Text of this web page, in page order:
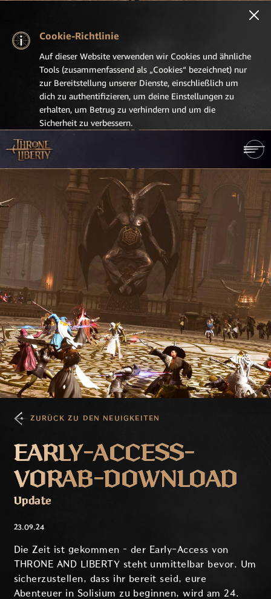
Cookie-Richtlinie
Auf dieser Website verwenden wir Cookies und ähnliche
Tools (zusammenfassend als „Cookies“ bezeichnet) nur
zur Bereitstellung unserer Dienste, einschließlich um
dich zu authentifizieren, um deine Einstellungen zu
erhalten, um Betrug zu verhindern und um die
Sicherheit zu verbessern.
ZURÜCK ZU DEN NEUIGKEITEN
EARLY-ACCESS-
VORAB-DOWNLOAD
Update
23.09.24
Die Zeit ist gekommen – der Early-Access von
THRONE AND LIBERTY steht unmittelbar bevor. Um
sicherzustellen, dass ihr bereit seid, eure
Abenteuer in Solisium zu beginnen, wird am 24.